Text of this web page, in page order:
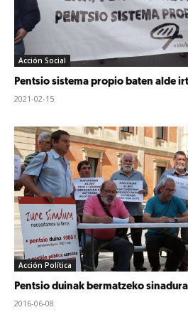
Acción Social
Pentsio sistema propio baten alde
2021-02-15
Acción Política
Pentsio duinak bermatzeko
2016-06-08